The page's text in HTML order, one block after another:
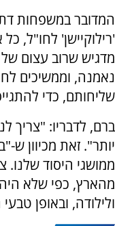
המדובר במשפחות
'רילוקיישן' לחו"ל,
מדגיש שרוב עצום
נאמנה, וממשיכים
שליחותם, כדי
ברם, לדבריו: "צריך
יותר". זאת מכיוון
ממושגי היסוד
מהארץ, כפי שלא
ולילודה, ובאופן